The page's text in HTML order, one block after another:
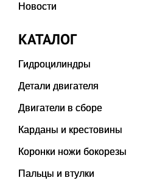
Новости
КАТАЛОГ
Гидроцилиндры
Детали двигателя
Двигатели в сборе
Карданы и крестовины
Коронки ножи бокорезы
Пальцы и втулки